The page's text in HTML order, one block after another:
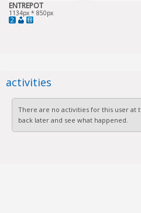
ENTREPOT
1134px * 850px
2
activities
There are no activities for this user at
back later and see what happened.